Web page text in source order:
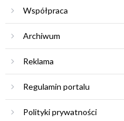
Współpraca
Archiwum
Reklama
Regulamin portalu
Polityki prywatności